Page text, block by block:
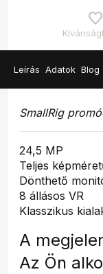
Leírás Adatok Blog
SmallRig
24,5 MP
Teljes
Dönthető
8 állásos VR
Klasszikus
A
Az Ön